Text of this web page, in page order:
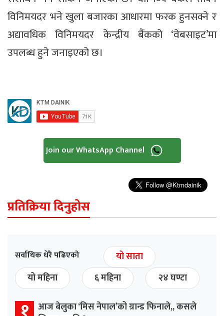
विनिमयदर भने खुला बजारका आधारमा फरक हुनसक्ने र
अद्यावधिक विनिमयदर केन्द्रीय बैंकको ‘वेबसाइट’मा
उपलब्ध हुने जनाइएको छ।
Join our WhatsApp Channel
प्रतिक्रिया दिनुहोस
सर्वाधिक धेरै पढिएको
यो साता
यो महिना
६ महिना २४ घण्टा
आज बेलुका ‘मिस नेपाल’को ग्रान्ड फिनाले,, कसले